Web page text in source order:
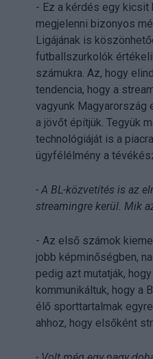
- Ez a kérdés egy kicsit
megjelenni bizonyos
Ligájának is
futballszurkolók
számukra. Az, hogy
tendencia, hogy a
vagyunk Magyarország
a jövőt építjük. Tegyük
technológiáját is a
ügyfélélmény a
- A BL-közvetítés is az
streamingre kerül. Mik
- Az első számok
jobb képminőségben,
pedig azt mutatják,
kommunikáltuk, hogy a
élő sporttartalmak
ahhoz, hogy elsőként